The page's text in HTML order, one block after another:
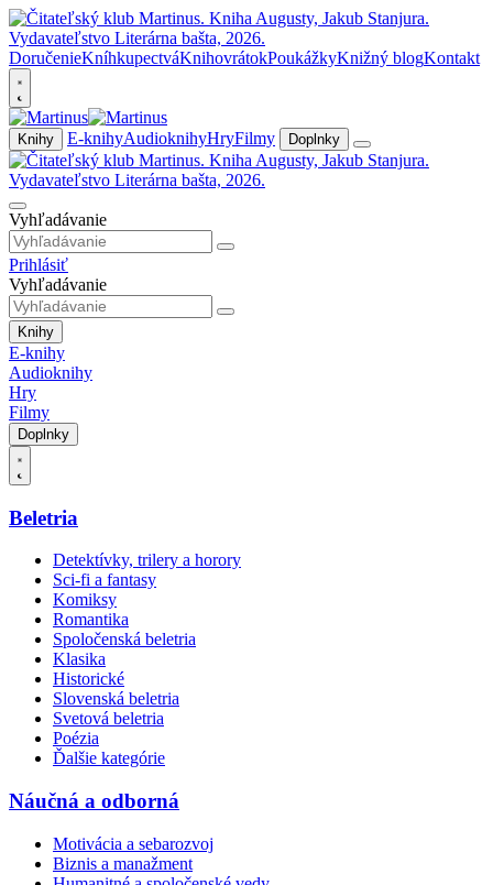
DoručenieKníhkupectváKnihovrátokPoukážkyKnižný blogKontakt
Knihy E-knihyAudioknihyHryFilmy Doplnky
Vyhľadávanie
Prihlásiť
Vyhľadávanie
Knihy
E-knihy
Audioknihy
Hry
Filmy
Doplnky
Beletria
Detektívky, trilery a horory
Sci-fi a fantasy
Komiksy
Romantika
Spoločenská beletria
Klasika
Historické
Slovenská beletria
Svetová beletria
Poézia
Ďalšie kategórie
Náučná a odborná
Motivácia a sebarozvoj
Biznis a manažment